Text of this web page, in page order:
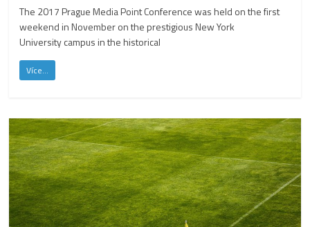
The 2017 Prague Media Point Conference was held on the first
weekend in November on the prestigious New York
University campus in the historical
Více...